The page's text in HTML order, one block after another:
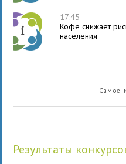
17:45
Кофе снижает
населения
Самое
Результаты